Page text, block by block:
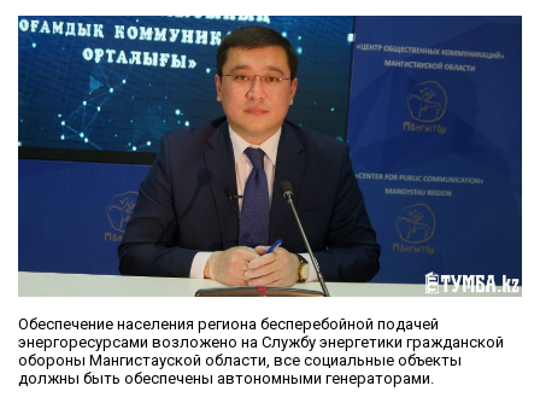
Обеспечение населения региона бесперебойной подачей
энергоресурсами возложено на Службу энергетики гражданской
обороны Мангистауской области, все социальные объекты
должны быть обеспечены автономными генераторами.